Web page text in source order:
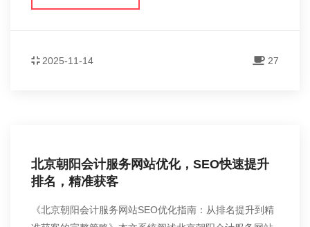
2025-11-14 27
北京朝阳会计服务网站优化，SEO快速提升
排名，精准获客
《北京朝阳会计服务网站SEO优化指南：从排名提升到精